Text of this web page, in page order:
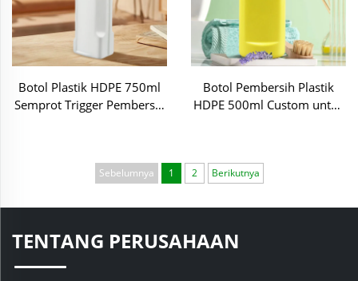
Botol Plastik HDPE 750ml
Semprot Trigger Pembersih
Botol Pembersih Plastik
HDPE 500ml Custom untuk
Sebelumnya 1 2 Berikutnya
TENTANG PERUSAHAAN